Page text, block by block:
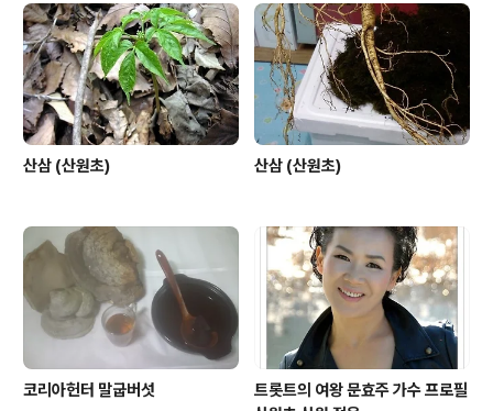
산삼 (산원초) 산삼 (산원초)
코리아헌터 말굽버섯
트롯트의 여왕 문효주 가수 프로필